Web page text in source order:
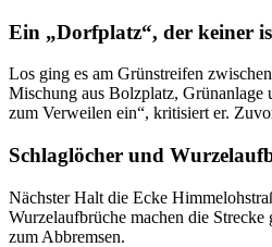
Ein „Dorfplatz“, der keiner
Los ging es am Grünstreifen
Mischung aus Bolzplatz,
zum Verweilen ein“, kritisiert er.
Schlaglöcher und
Nächster Halt die Ecke
Wurzelaufbrüche machen die
zum Abbremsen.